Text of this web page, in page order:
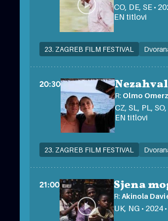
CO, DE, SE •
EN titlovi
23. ZAGREB FILM FESTIVAL
20:30
R: Olmo
CZ, SL, PL,
EN titlovi
23. ZAGREB FILM FESTIVAL
21:00 Sjena
R:Akinola
UK, NG • 2024